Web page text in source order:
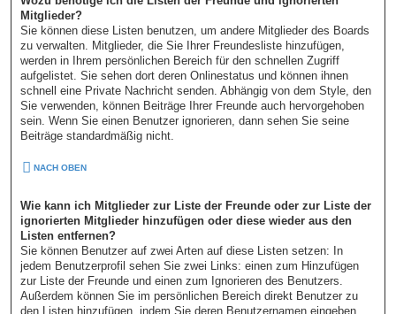
Mitglieder?
Sie können diese Listen benutzen, um andere Mitglieder des Boards
zu verwalten. Mitglieder, die Sie Ihrer Freundesliste hinzufügen,
werden in Ihrem persönlichen Bereich für den schnellen Zugriff
aufgelistet. Sie sehen dort deren Onlinestatus und können ihnen
schnell eine Private Nachricht senden. Abhängig von dem Style, den
Sie verwenden, können Beiträge Ihrer Freunde auch hervorgehoben
sein. Wenn Sie einen Benutzer ignorieren, dann sehen Sie seine
Beiträge standardmäßig nicht.
NACH OBEN
Wie kann ich Mitglieder zur Liste der Freunde oder zur Liste der
ignorierten Mitglieder hinzufügen oder diese wieder aus den
Listen entfernen?
Sie können Benutzer auf zwei Arten auf diese Listen setzen: In
jedem Benutzerprofil sehen Sie zwei Links: einen zum Hinzufügen
zur Liste der Freunde und einen zum Ignorieren des Benutzers.
Außerdem können Sie im persönlichen Bereich direkt Benutzer zu
den Listen hinzufügen, indem Sie deren Benutzernamen eingeben.